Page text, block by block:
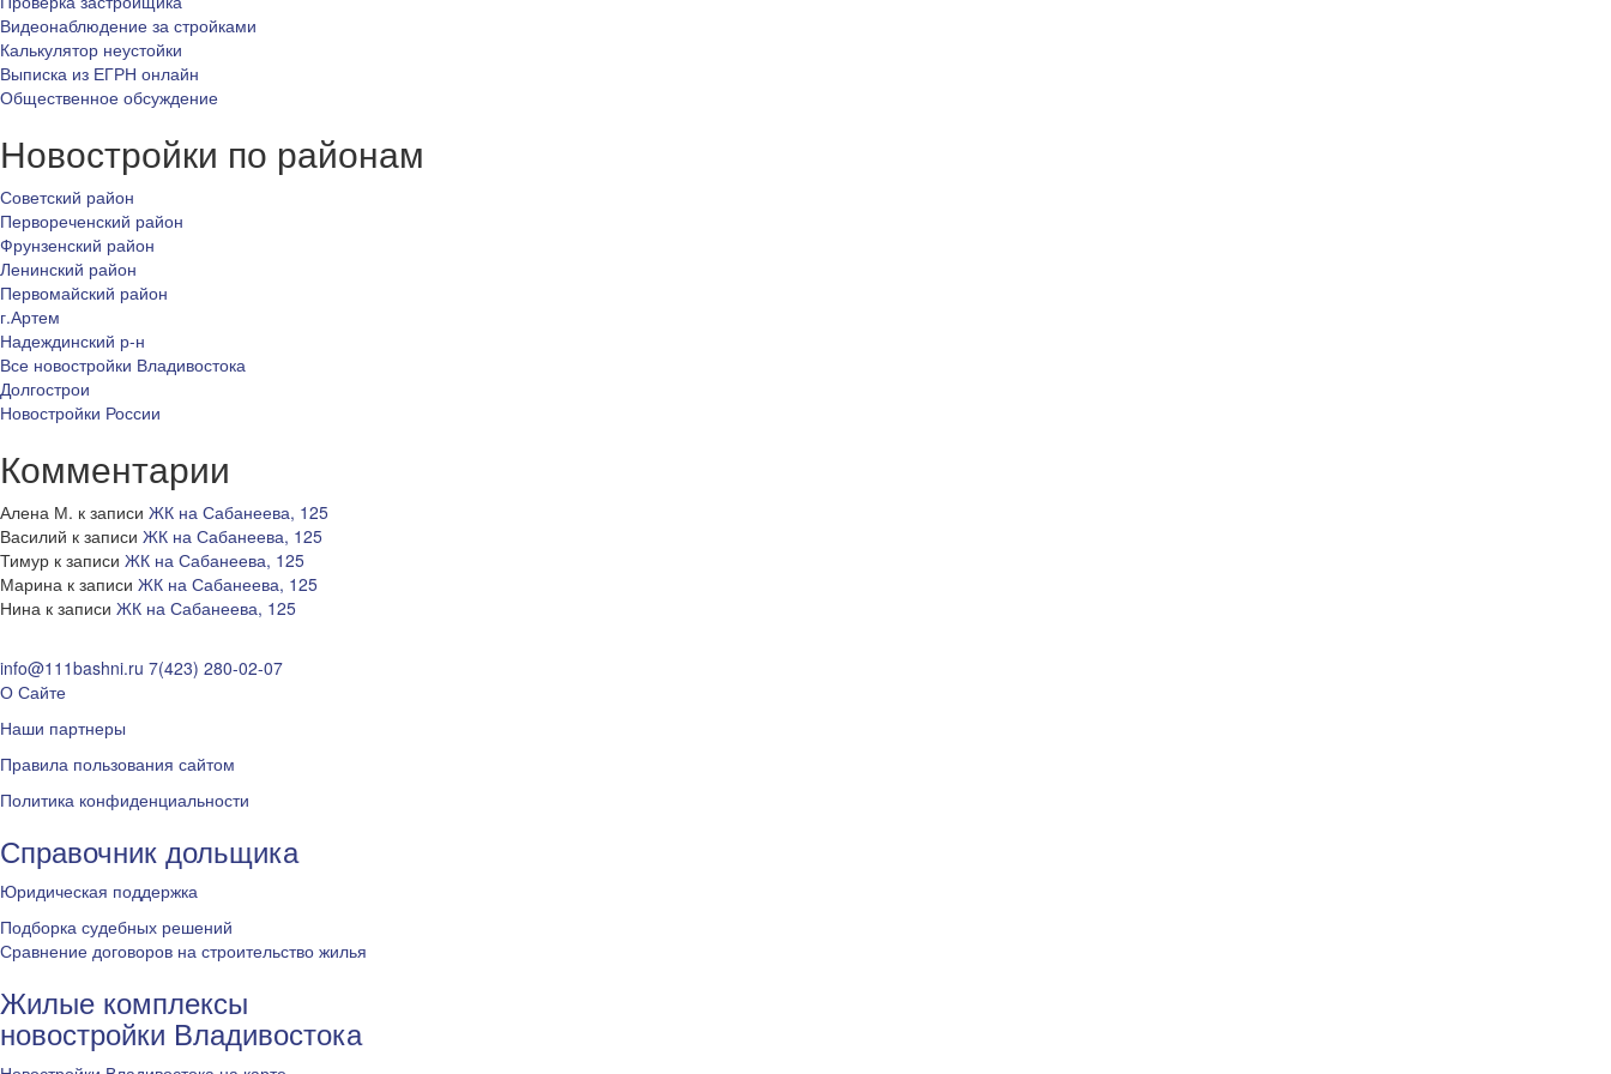
Видеонаблюдение за стройками
Калькулятор неустойки
Выписка из ЕГРН онлайн
Общественное обсуждение
Новостройки по районам
Советский район
Первореченский район
Фрунзенский район
Ленинский район
Первомайский район
г.Артем
Надеждинский р-н
Все новостройки Владивостока
Долгострои
Новостройки России
Комментарии
Алена М. к записи ЖК на Сабанеева, 125
Василий к записи ЖК на Сабанеева, 125
Тимур к записи ЖК на Сабанеева, 125
Марина к записи ЖК на Сабанеева, 125
Нина к записи ЖК на Сабанеева, 125
info@111bashni.ru 7(423) 280-02-07
О Сайте
Наши партнеры
Правила пользования сайтом
Политика конфиденциальности
Справочник дольщика
Юридическая поддержка
Подборка судебных решений
Сравнение договоров на строительство жилья
Жилые комплексы
новостройки Владивостока